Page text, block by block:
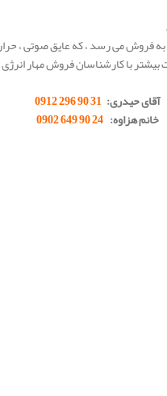
به فروش می رسد ، که عایق صوتی ،
با کارشناسان فروش مهار
آقای حیدری: 31 90 296 0912
خانم هزاوه:24 90 649 0902